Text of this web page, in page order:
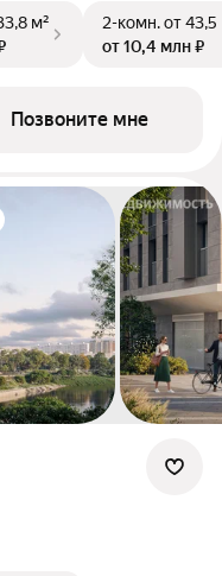
м²
2-комн.от 43,5
от 10,4 млн ₽
Позвоните мне